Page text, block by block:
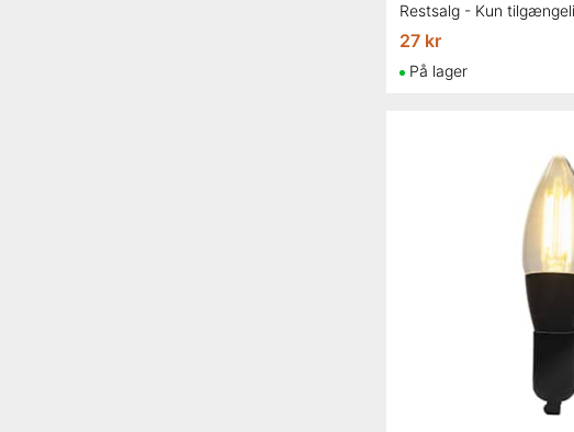
27 kr
På lager